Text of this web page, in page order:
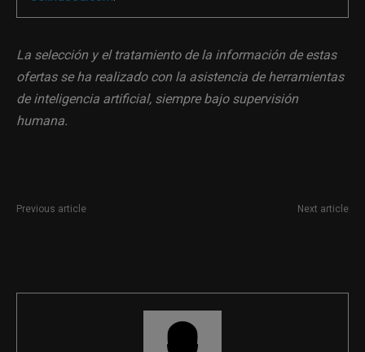
La selección y el tratamiento de la información de estas
ofertas se ha realizado con la asistencia de herramientas
de inteligencia artificial, siempre bajo supervisión
humana.
Previous article Next article